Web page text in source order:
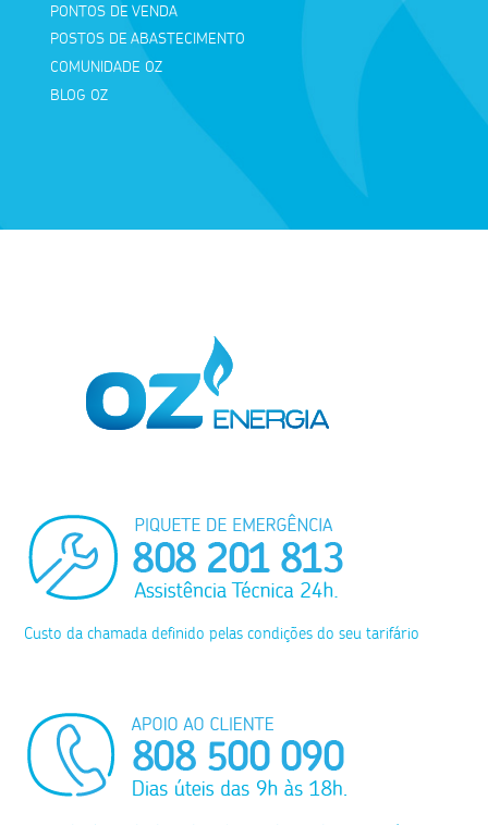
PONTOS DE VENDA
POSTOS DE ABASTECIMENTO
COMUNIDADE OZ
BLOG OZ
Custo da chamada definido pelas condições do seu tarifário